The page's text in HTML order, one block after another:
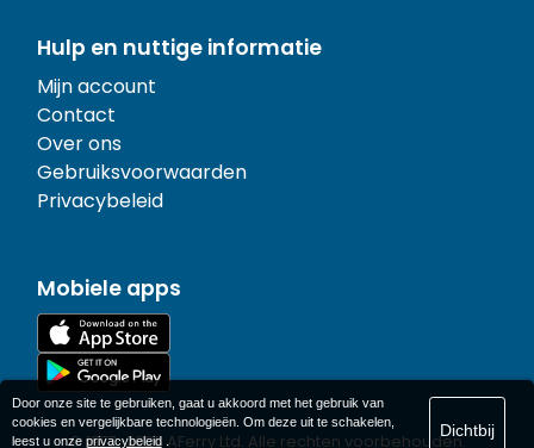
Hulp en nuttige informatie
Mijn account
Contact
Over ons
Gebruiksvoorwaarden
Privacybeleid
Mobiele apps
© 1977-2026 AFerry Ltd. Alle rechten voorbehouden.
Door onze site te gebruiken, gaat u akkoord met het gebruik van
cookies en vergelijkbare technologieën. Om deze uit te schakelen,
leest u onze privacybeleid.
Dichtbij